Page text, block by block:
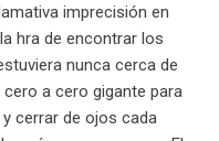
imprecisión en
hra de encontrar los
nunca cerca de
a cero gigante para
cerrar de ojos cada